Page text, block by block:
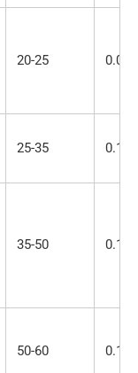
20-25 0.09-
25-35 0.10-
35-50 0.12-
50-60 0.14-